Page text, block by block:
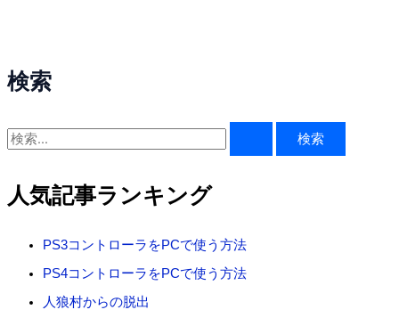
検索
検
対
象
人気記事ランキング
PS3コントローラをPCで使う方法
PS4コントローラをPCで使う方法
人狼村からの脱出